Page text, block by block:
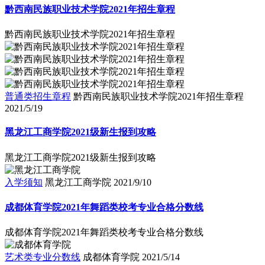
黔西南民族职业技术学院2021年招生章程
黔西南民族职业技术学院2021年招生章程
普通类招生章程 黔西南民族职业技术学院2021年招生章程
2021/5/19
黑龙江工商学院2021级新生报到攻略
黑龙江工商学院2021级新生报到攻略
入学须知 黑龙江工商学院 2021/9/10
成都体育学院2021年舞蹈类校考专业合格分数线
成都体育学院2021年舞蹈类校考专业合格分数线
艺术类专业分数线 成都体育学院 2021/5/14